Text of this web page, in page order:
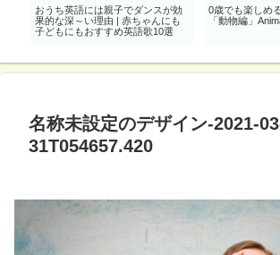
おうち英語には親子でダンスが効
果的な深～い理由 | 赤ちゃんにも
子どもにもおすすめ英語歌10選
0歳でも楽しめ
「動物編」
名称未設定のデザイン-2021-
31T054657.420